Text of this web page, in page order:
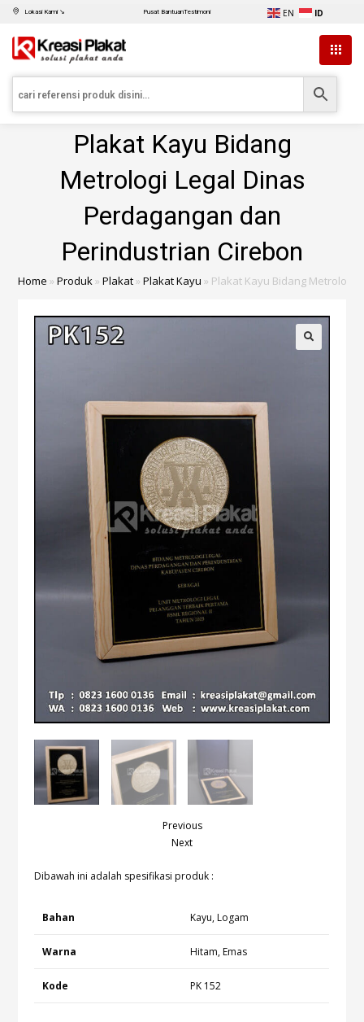
Lokasi Kami ↘ Pusat BantuanTestimoni EN ID
Plakat Kayu Bidang
Metrologi Legal Dinas
Perdagangan dan
Perindustrian Cirebon
Home »Produk»Plakat»Plakat Kayu » Plakat Kayu Bidang Metrologi
Previous
Next
Dibawah ini adalah spesifikasi produk :
Bahan Kayu, Logam
Warna Hitam, Emas
Kode PK 152